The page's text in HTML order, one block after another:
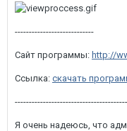
----------------------------
Сайт программы: http://
Ссылка: скачать
----------------------------------------
Я очень надеюсь, что